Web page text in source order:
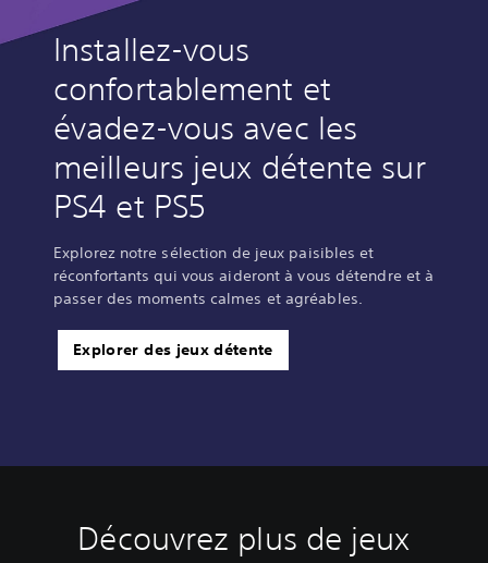
Installez-vous
confortablement et
évadez-vous avec les
meilleurs jeux détente sur
PS4 et PS5
Explorez notre sélection de jeux paisibles et
réconfortants qui vous aideront à vous détendre et à
passer des moments calmes et agréables.
Explorer des jeux détente
Découvrez plus de jeux